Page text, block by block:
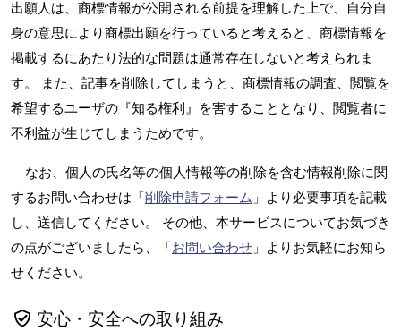
出願人は、商標情報が公開される前提を理解した上で、自分自
身の意思により商標出願を行っていると考えると、商標情報を
掲載するにあたり法的な問題は通常存在しないと考えられま
す。 また、記事を削除してしまうと、商標情報の調査、閲覧を
希望するユーザの『知る権利』を害することとなり、閲覧者に
不利益が生じてしまうためです。
なお、個人の氏名等の個人情報等の削除を含む情報削除に関
するお問い合わせは「削除申請フォーム 」より必要事項を記載
し、送信してください。 その他、本サービスについてお気づき
の点がございましたら、「お問い合わせ 」よりお気軽にお知ら
せください。
安心・安全への取り組み